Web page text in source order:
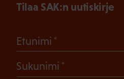
Tilaa SAK:n uutiskirje
Etunimi
Sukunimi